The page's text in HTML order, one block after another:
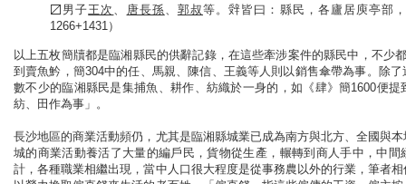
〼男子王次 、 唐長孫、 郭叔等。辤皆曰：縣民，各廬居庾亭部
1266+1431）
以上五枚簡牘都是臨湘縣民的供辭記錄，在這些牽涉案件的縣民中，不少
到賣魚䰼，簡304中的任、馬親、陳信、王義等人則以銷售傘帶為事。除
數不少的臨湘縣民是集捕魚、耕作、紡織於一身的，如《肆》簡1600便
紡、田作為事」。
長沙地區的商業活動頻仍，尤其是臨湘縣城業已成為南方與北方、全國與
城的商業活動養活了大量的編戶民，貨物從生產，輾轉到商人手中，中間
計，各種職業相繼出現，當中人口很大程度是從事務農以外的行業，筆者